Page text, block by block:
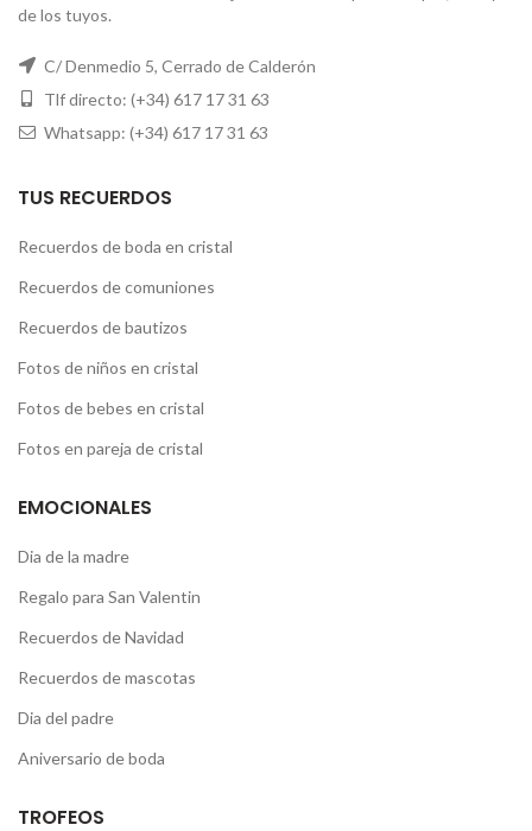
de los tuyos.
C/ Denmedio 5, Cerrado de Calderón
Tlf directo: (+34) 617 17 31 63
Whatsapp: (+34) 617 17 31 63
TUS RECUERDOS
Recuerdos de boda en cristal
Recuerdos de comuniones
Recuerdos de bautizos
Fotos de niños en cristal
Fotos de bebes en cristal
Fotos en pareja de cristal
EMOCIONALES
Dia de la madre
Regalo para San Valentin
Recuerdos de Navidad
Recuerdos de mascotas
Dia del padre
Aniversario de boda
TROFEOS